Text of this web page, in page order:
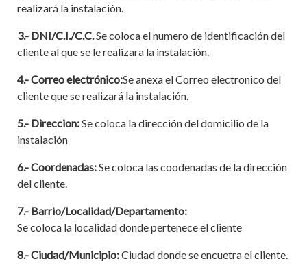
realizará la instalación.
3.- DNI/C.I./C.C.Se coloca el numero de identificación del
cliente al que se le realizara la instalación.
4.- Correo electrónico:Se anexa el Correo electronico del
cliente que se realizará la instalación.
5.- Direccion:Se coloca la dirección del domicilio de la
instalación
6.- Coordenadas:Se coloca las coodenadas de la dirección
del cliente.
7.- Barrio/Localidad/Departamento:
Se coloca la localidad donde pertenece el cliente
8.-Ciudad/Municipio:Ciudad donde se encuetra el cliente.